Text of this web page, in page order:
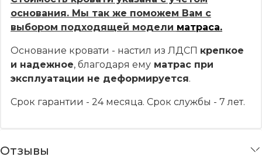
основания. Мы так же поможем Вам с
выбором подходящей модели матраса.
Основание кровати - настил из ЛДСП крепкое
и надежное, благодаря ему матрас при
эксплуатации не деформируется.
Срок гарантии - 24 месяца. Срок службы - 7 лет.
Отзывы